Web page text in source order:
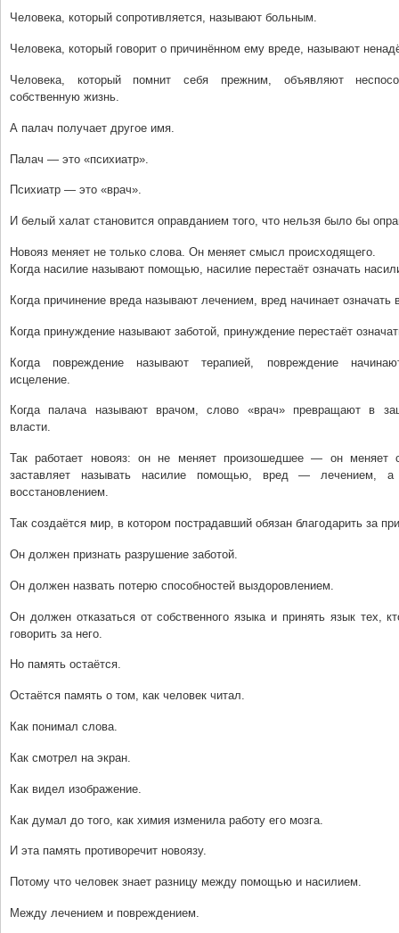
Человека, который сопротивляется, называют больным.
Человека, который говорит о причинённом ему вреде, называют
Человека, который помнит себя прежним, объявляют
собственную жизнь.
А палач получает другое имя.
Палач — это «психиатр».
Психиатр — это «врач».
И белый халат становится оправданием того, что нельзя было бы
Новояз меняет не только слова. Он меняет смысл происходящего.
Когда насилие называют помощью, насилие перестаёт означать
Когда причинение вреда называют лечением, вред начинает означать
Когда принуждение называют заботой, принуждение перестаёт
Когда повреждение называют терапией, повреждение
исцеление.
Когда палача называют врачом, слово «врач» превращают в
власти.
Так работает новояз: он не меняет произошедшее — он
заставляет называть насилие помощью, вред — лечением,
восстановлением.
Так создаётся мир, в котором пострадавший обязан благодарить за
Он должен признать разрушение заботой.
Он должен назвать потерю способностей выздоровлением.
Он должен отказаться от собственного языка и принять язык тех,
говорить за него.
Но память остаётся.
Остаётся память о том, как человек читал.
Как понимал слова.
Как смотрел на экран.
Как видел изображение.
Как думал до того, как химия изменила работу его мозга.
И эта память противоречит новоязу.
Потому что человек знает разницу между помощью и насилием.
Между лечением и повреждением.